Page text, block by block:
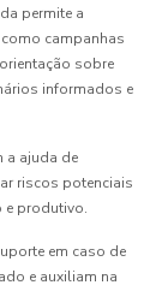
permite a
campanhas
sobre
informados e
a ajuda de
riscos potenciais
e produtivo.
em caso de
e auxiliam na